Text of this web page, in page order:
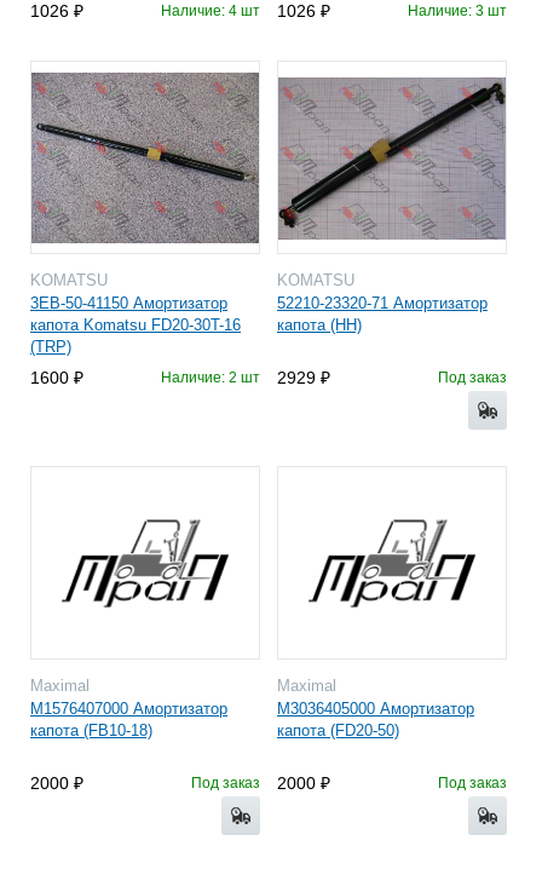
1026 Наличие: 4 шт 1026 Наличие: 3 шт
KOMATSU
3EB-50-41150 Амортизатор
капота Komatsu FD20-30T-16
(TRP)
1600 Наличие: 2 шт
KOMATSU
52210-23320-71 Амортизатор
капота (HH)
2929 Под заказ
Maximal
M1576407000 Амортизатор
капота (FB10-18)
2000 Под заказ
Maximal
M3036405000 Амортизатор
капота (FD20-50)
2000 Под заказ